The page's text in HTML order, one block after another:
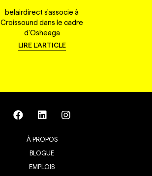
belairdirect s'associe à
Croissound dans le cadre
d'Osheaga
LIRE L'ARTICLE
À PROPOS
BLOGUE
EMPLOIS